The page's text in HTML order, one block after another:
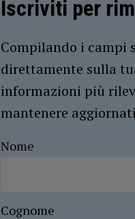
Iscriviti per
Compilando i campi
direttamente sulla
informazioni più
mantenere
Nome
Cognome